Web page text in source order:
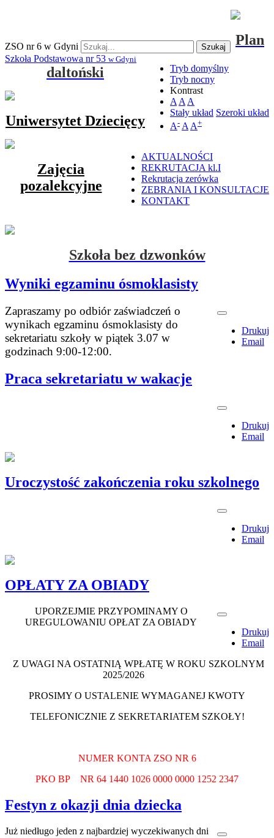
ZSO nr 6 w Gdyni Szukaj
Tryb domyślny
Tryb nocny
Kontrast
A A A
Stały układ Szeroki układ
A- A A+
Szkoła Podstawowa nr 53 w Gdyni
AKTUALNOŚCI
REKRUTACJA kl.I
Rekrutacja zerówka
ZEBRANIA I KONSULTACJE
KONTAKT
Plan
daltoński
Uniwersytet Dziecięcy
Zajęcia
pozalekcyjne
Szkoła bez dzwonków
Wyniki egzaminu ósmoklasisty
Drukuj
Email
Zapraszamy po odbiór zaświadczeń o
wynikach egzaminu ósmoklasisty do
sekretariatu szkoły w piątek 3.07 w
godzinach 9:00-12:00.
Praca sekretariatu w wakacje
Drukuj
Email
Uroczystość zakończenia roku szkolnego
Drukuj
Email
OPŁATY ZA OBIADY
Drukuj
Email
UPORZEJMIE PRZYPOMINAMY O
UREGULOWANIU OPŁAT ZA OBIADY
Z UWAGI NA OSTATNIĄ WPŁATĘ W ROKU SZKOLNYM
2025/2026
PROSIMY O USTALENIE WYMAGANEJ KWOTY
TELEFONICZNIE Z SEKRETARIATEM SZKOŁY!
NUMER KONTA ZSO NR 6
PKO BP NR 64 1440 1026 0000 0000 1252 2347
Festyn z okazji dnia dziecka
Już niedługo jeden z najbardziej wyczekiwanych dni